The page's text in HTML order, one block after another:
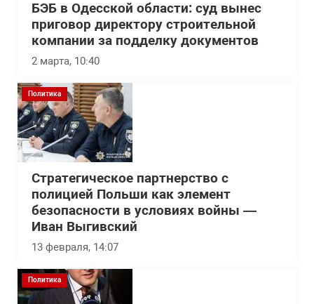
БЭБ в Одесской области: суд вынес
приговор директору строительной
компании за подделку документов
2 марта, 10:40
Политика
Стратегическое партнерство с
полицией Польши как элемент
безопасности в условиях войны —
Иван Выгивский
13 февраля, 14:07
Политика